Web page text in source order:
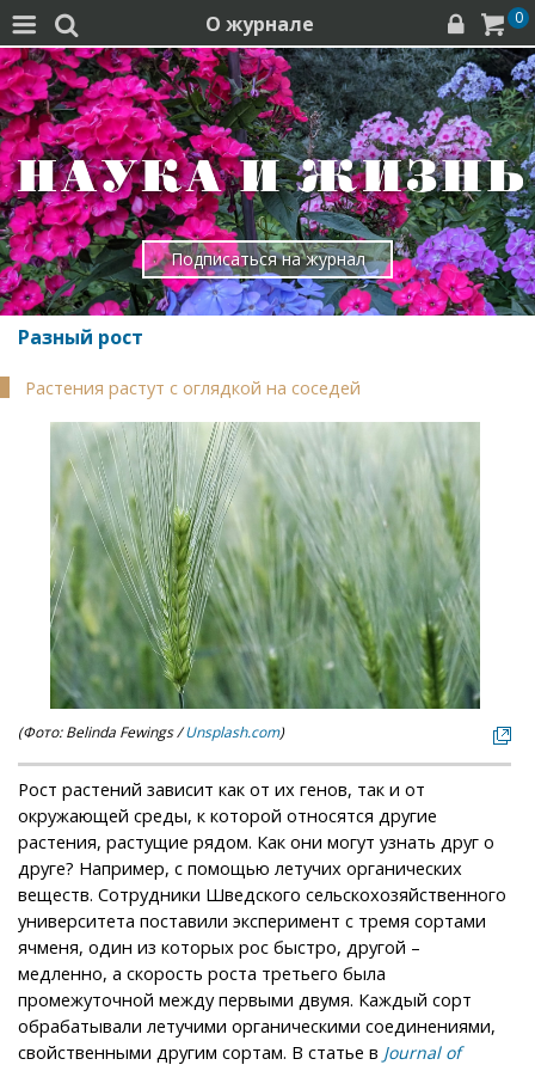
  О журнале   0
Подписаться на журнал
Разный рост
Растения растут с оглядкой на соседей
(Фото: Belinda Fewings /Unsplash.com)
Рост растений зависит как от их генов, так и от
окружающей среды, к которой относятся другие
растения, растущие рядом. Как они могут узнать друг о
друге? Например, с помощью летучих органических
веществ. Сотрудники Шведского сельскохозяйственного
университета поставили эксперимент с тремя сортами
ячменя, один из которых рос быстро, другой –
медленно, а скорость роста третьего была
промежуточной между первыми двумя. Каждый сорт
обрабатывали летучими органическими соединениями,
свойственными другим сортам. В статье в Journal of